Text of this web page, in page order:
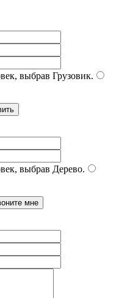
выбрав Грузовик.
выбрав Дерево.